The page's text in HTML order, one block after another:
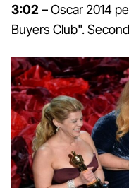
3:02 –Oscar 2014
Buyers Club".